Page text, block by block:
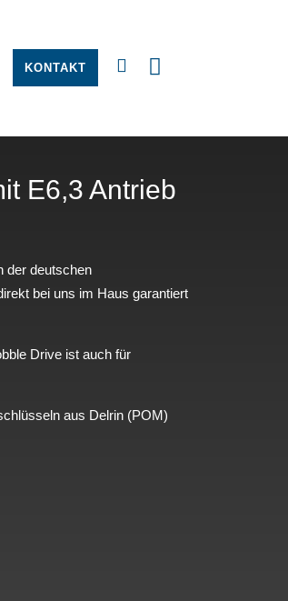
KONTAKT
E6,3 Antrieb
der deutschen
bei uns im Haus garantiert
Drive ist auch für
aus Delrin (POM)